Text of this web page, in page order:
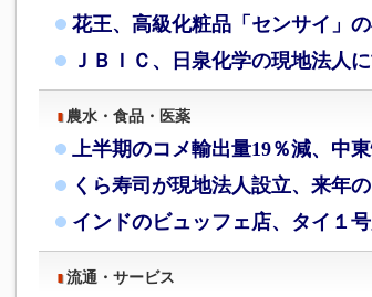
花王、高級化粧品「センサイ」
ＪＢＩＣ、日泉化学の現地法人
農水・食品・医薬
上半期のコメ輸出量19％減、中
くら寿司が現地法人設立、来年
インドのビュッフェ店、タイ１
流通・サービス